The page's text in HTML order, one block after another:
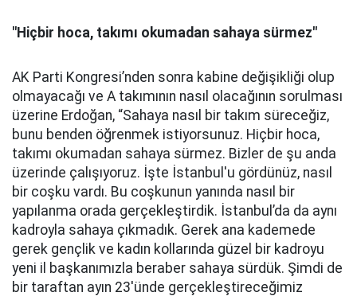
"Hiçbir hoca, takımı okumadan sahaya sürmez"
AK Parti Kongresi’nden sonra kabine değişikliği olup
olmayacağı ve A takımının nasıl olacağının sorulması
üzerine Erdoğan, “Sahaya nasıl bir takım süreceğiz,
bunu benden öğrenmek istiyorsunuz. Hiçbir hoca,
takımı okumadan sahaya sürmez. Bizler de şu anda
üzerinde çalışıyoruz. İşte İstanbul'u gördünüz, nasıl
bir coşku vardı. Bu coşkunun yanında nasıl bir
yapılanma orada gerçekleştirdik. İstanbul’da da aynı
kadroyla sahaya çıkmadık. Gerek ana kademede
gerek gençlik ve kadın kollarında güzel bir kadroyu
yeni il başkanımızla beraber sahaya sürdük. Şimdi de
bir taraftan ayın 23'ünde gerçekleştireceğimiz